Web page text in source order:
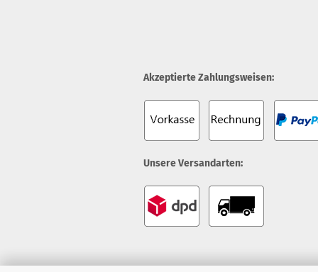
Akzeptierte Zahlungsweisen:
Unsere Versandarten: